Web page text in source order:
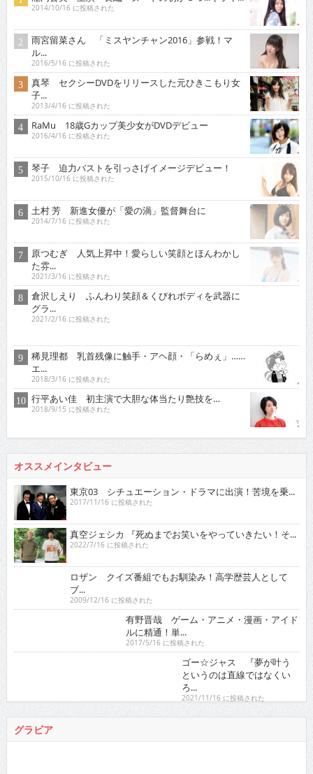
2014/10/16 に投稿された
雨宮留菜さん 「ミスヤンチャン2016」参戦！マ
ル...
2016/5/16 に投稿された
真琴 セクシーDVDをリリースした元ひきこもり女
子...
2013/4/16 に投稿された
RaMu 18歳Gカップ美少女がDVDデビュー
2016/4/16 に投稿された
琴子 迫力バストを引っさげイメージデビュー！
2015/10/16 に投稿された
土村 芳 新進女優が「愛の渦」監督舞台に
2014/7/16 に投稿された
原つむぎ 人気上昇中！愛らしい笑顔とほんわかし
た雰...
2021/3/16 に投稿された
倉沢しえり ふんわり笑顔＆くびれボディを武器に
グラ...
2021/2/16 に投稿された
エ...
2018/3/16 に投稿された
行平あい佳 初主演で大胆な体当たり艶技を…
2018/9/15 に投稿された
オススメインタビュー
東京03 シチュエーション・ドラマに出演！苦境を乗...
2022/7/16 に投稿された
ブ...
2009/12/16 に投稿された
有野晋哉 ゲーム・アニメ・漫画・アイドルに精通！
2017/5/16 に投稿された
ゴー☆ジャス 『夢が叶うというのは直線ではなくい
グラビア